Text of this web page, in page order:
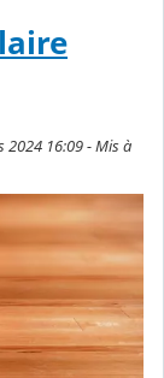
2024 16:09 - Mis à